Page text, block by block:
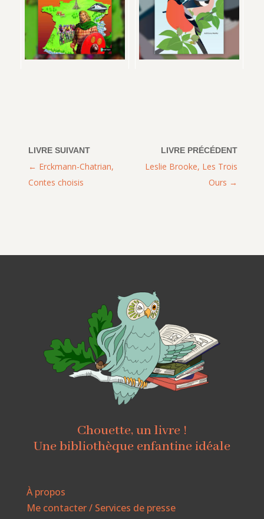
Leslie Brooke, Les Trois
Ours
Erckmann-Chatrian,
Contes choisis
Chouette, un livre !
Une bibliothèque enfantine idéale
À propos
Me contacter / Services de presse